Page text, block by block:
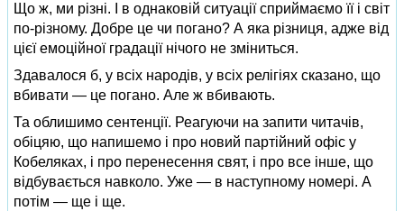
Що ж, ми різні. І в однаковій ситуації сприймаємо її і світ
по-різному. Добре це чи погано? А яка різниця, адже від
цієї емоційної градації нічого не зміниться.
Здавалося б, у всіх народів, у всіх релігіях сказано, що
вбивати — це погано. Але ж вбивають.
Та облишимо сентенції. Реагуючи на запити читачів,
обіцяю, що напишемо і про новий партійний офіс у
Кобеляках, і про перенесення свят, і про все інше, що
відбувається навколо. Уже — в наступному номері. А
потім — ще і ще.